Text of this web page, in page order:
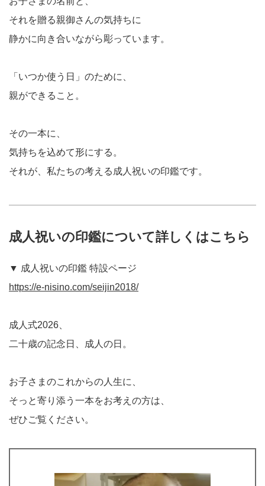
それを贈る親御さんの気持ちに
静かに向き合いながら彫っています。
「いつか使う日」のために、
親ができること。
その一本に、
気持ちを込めて形にする。
それが、私たちの考える成人祝いの印鑑です。
成人祝いの印鑑について詳しくはこちら
▼ 成人祝いの印鑑 特設ページ
https://e-nisino.com/seijin2018/
成人式2026、
二十歳の記念日、成人の日。
お子さまのこれからの人生に、
そっと寄り添う一本をお考えの方は、
ぜひご覧ください。